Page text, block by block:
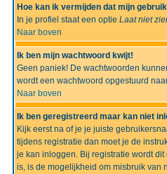
Hoe kan ik vermijden dat mijn
In je profiel staat een optie Laat niet
Naar boven
Ik ben mijn wachtwoord kwijt!
Geen paniek! De wachtwoorden
wordt een wachtwoord opgestuurd
Naar boven
Ik ben geregistreerd maar kan niet
Kijk eerst na of je je juiste
tijdens registratie dan moet je de
je kan inloggen. Bij registratie wordt
is, is de mogelijkheid om misbruik van